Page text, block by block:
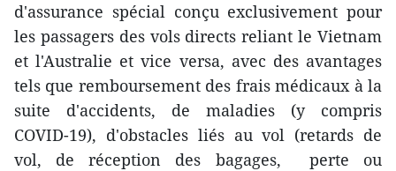
d'assurance spécial conçu exclusivement pour
les passagers des vols directs reliant le Vietnam
et l'Australie et vice versa, avec des avantages
tels que remboursement des frais médicaux à la
suite d'accidents, de maladies (y compris
COVID-19), d'obstacles liés au vol (retards de
vol, de réception des bagages, perte ou